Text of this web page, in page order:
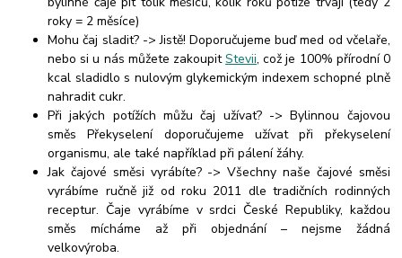
roky = 2 měsíce)
Mohu čaj sladit? -> Jistě! Doporučujeme buď med od včelaře,
nebo si u nás můžete zakoupitStevii, což je 100% přírodní 0
kcal sladidlo s nulovým glykemickým indexem schopné plně
nahradit cukr.
Při jakých potížích můžu čaj užívat? -> Bylinnou čajovou
směs Překyselení doporučujeme užívat při překyselení
organismu, ale také například při pálení žáhy.
Jak čajové směsi vyrábíte? -> Všechny naše čajové směsi
vyrábíme ručně již od roku 2011 dle tradičních rodinných
receptur. Čaje vyrábíme v srdci České Republiky, každou
směs mícháme až při objednání – nejsme žádná
velkovýroba.